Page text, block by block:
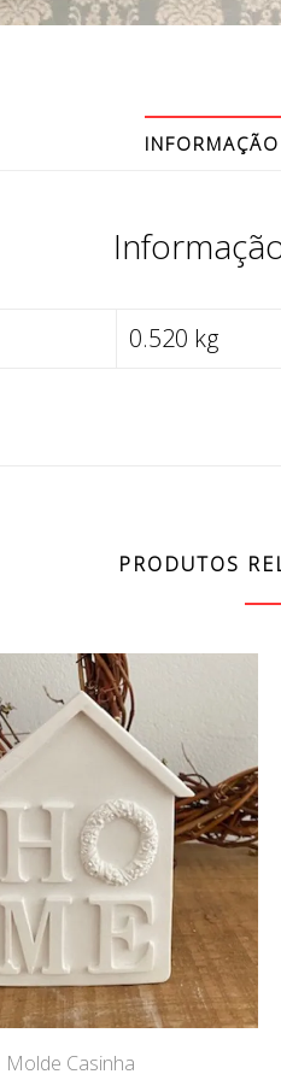
0.520 kg
PRODUTOS
Molde Casinha